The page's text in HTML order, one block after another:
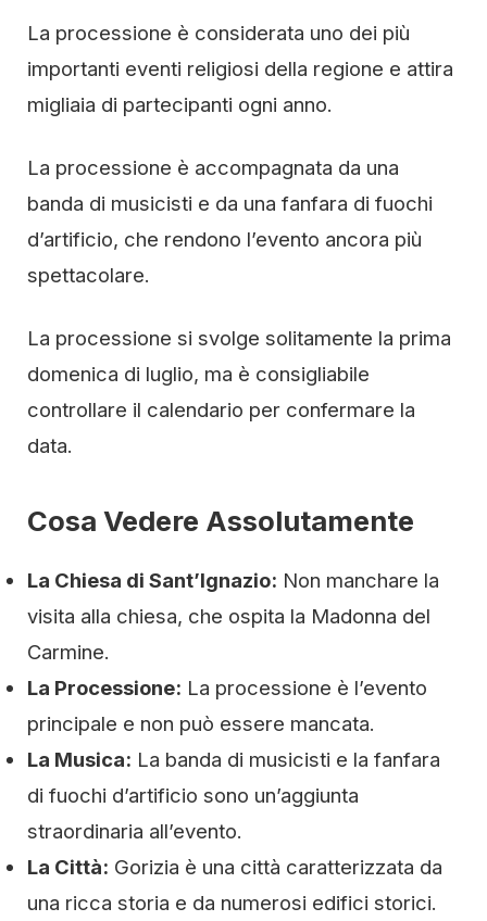
La processione è considerata uno dei più
importanti eventi religiosi della regione e attira
migliaia di partecipanti ogni anno.
La processione è accompagnata da una
banda di musicisti e da una fanfara di fuochi
d’artificio, che rendono l’evento ancora più
spettacolare.
La processione si svolge solitamente la prima
domenica di luglio, ma è consigliabile
controllare il calendario per confermare la
data.
Cosa Vedere Assolutamente
La Chiesa di Sant’Ignazio: Non manchare la
visita alla chiesa, che ospita la Madonna del
Carmine.
La Processione: La processione è l’evento
principale e non può essere mancata.
La Musica: La banda di musicisti e la fanfara
di fuochi d’artificio sono un’aggiunta
straordinaria all’evento.
La Città: Gorizia è una città caratterizzata da
una ricca storia e da numerosi edifici storici.